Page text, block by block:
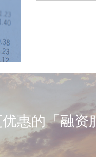
惠的「融资